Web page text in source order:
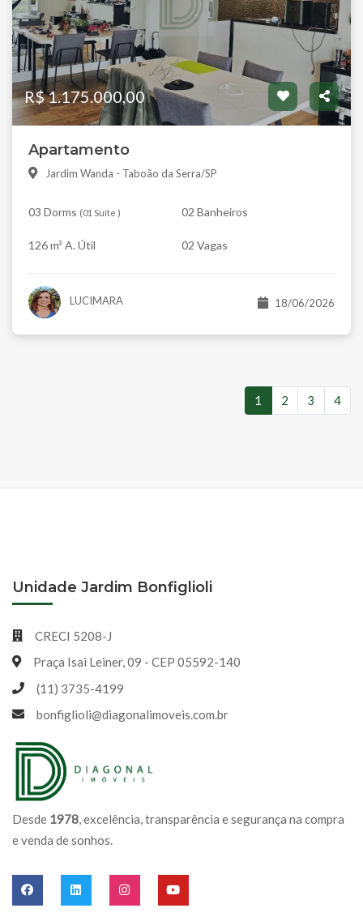
R$ 1.175.000,00
Apartamento
Jardim Wanda - Taboão da Serra/SP
03 Dorms (01 Suíte ) 02 Banheiros
126 m² A. Útil 02 Vagas
LUCIMARA 18/06/2026
1
2 3 4
Desde 1978, excelência, transparência e segurança na compra
e venda de sonhos.
Unidade Jardim Bonfiglioli
CRECI 5208-J
Praça Isai Leiner, 09 - CEP 05592-140
(11) 3735-4199
bonfiglioli@diagonalimoveis.com.br